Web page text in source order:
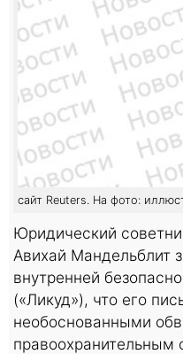
сайт Reuters. На фото:
Юридический
Авихай Мандельблит
внутренней
(«Ликуд»), что его
необоснованными
правоохранительным